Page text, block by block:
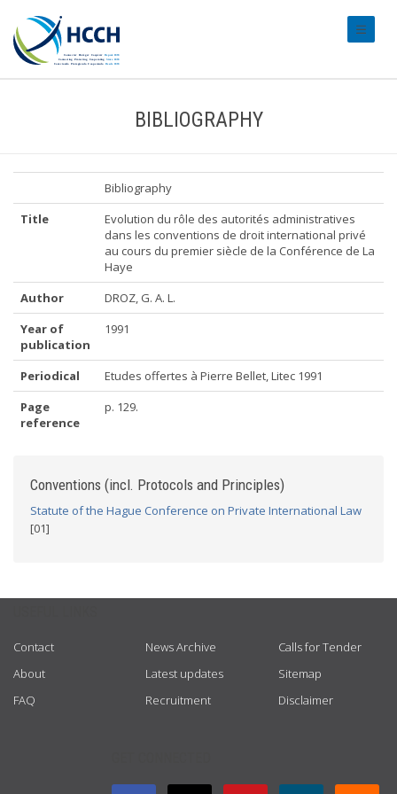
BIBLIOGRAPHY
Bibliography
Title
Evolution du rôle des autorités administratives
dans les conventions de droit international privé
au cours du premier siècle de la Conférence de La
Haye
Author
DROZ, G. A. L.
Year of
publication
1991
Periodical
Etudes offertes à Pierre Bellet, Litec 1991
Page
reference
p. 129.
Conventions (incl. Protocols and Principles)
Statute of the Hague Conference on Private International Law
[01]
Contact
About
FAQ
News Archive
Latest updates
Recruitment
Calls for Tender
Sitemap
Disclaimer